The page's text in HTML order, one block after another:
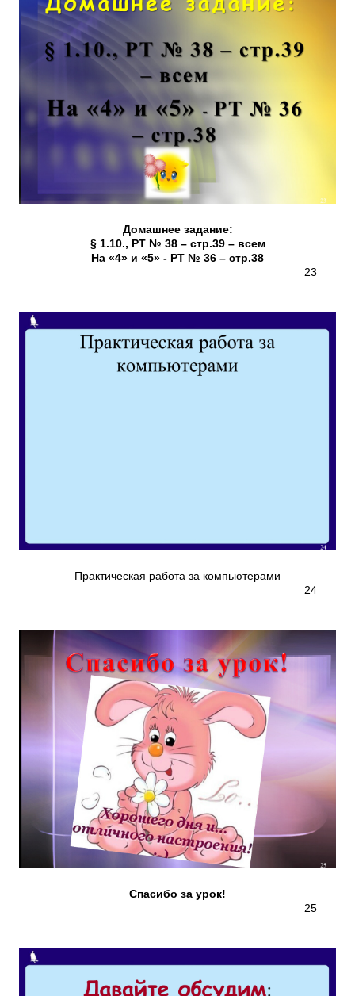
Домашнее задание:
§ 1.10., РТ № 38 – стр.39 – всем
На «4» и «5» - РТ № 36 – стр.38
23
Практическая работа за компьютерами
24
Спасибо за урок!
25